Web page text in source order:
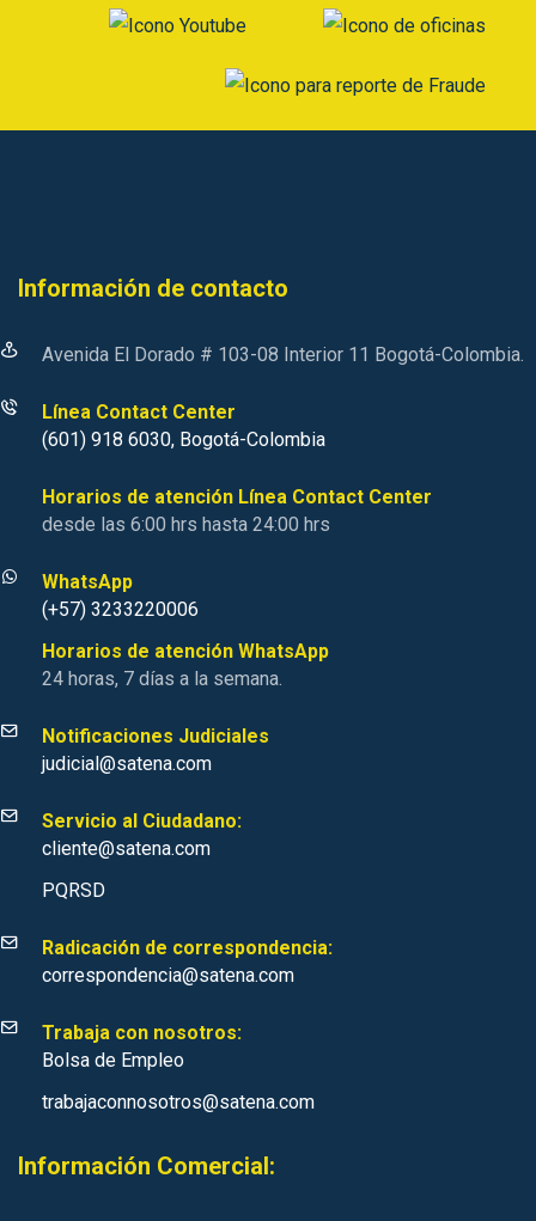
Información de contacto
Avenida El Dorado # 103-08 Interior 11 Bogotá-Colombia.
Línea Contact Center
(601) 918 6030, Bogotá-Colombia
Horarios de atención Línea Contact Center
desde las 6:00 hrs hasta 24:00 hrs
WhatsApp
(+57) 3233220006
Horarios de atención WhatsApp
24 horas, 7 días a la semana.
Notificaciones Judiciales
judicial@satena.com
Servicio al Ciudadano:
cliente@satena.com
PQRSD
Radicación de correspondencia:
correspondencia@satena.com
Trabaja con nosotros:
Bolsa de Empleo
trabajaconnosotros@satena.com
Información Comercial: